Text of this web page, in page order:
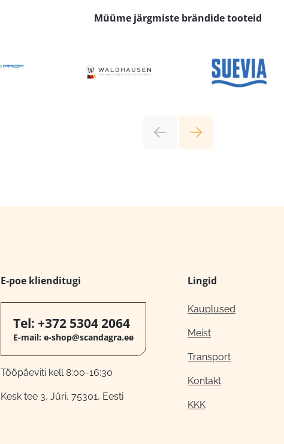
Müüme järgmiste brändide tooteid
E-poe klienditugi
Tel: +372 5304 2064
E-mail: e-shop@scandagra.ee
Tööpäeviti kell 8:00-16:30
Kesk tee 3, Jüri, 75301, Eesti
Lingid
Kauplused
Meist
Transport
Kontakt
KKK